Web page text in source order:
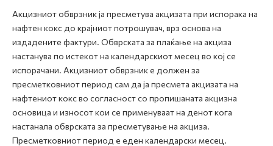
Open
Медиа центар
Контакт
Е-Весник
Акцизниот обврзник ја пресметува акцизата при испорака на
нафтен кокс до крајниот потрошувач, врз основа на
издадените фактури. Обврската за плаќање на акциза
настанува по истекот на календарскиот месец во кој се
испорачани. Акцизниот обврзник е должен за
пресметковниот период сам да ја пресмета акцизата на
нафтениот кокс во согласност со пропишаната акцизна
основица и износот кои се применуваат на денот кога
настанала обврската за пресметување на акциза.
Пресметковниот период е еден календарски месец.